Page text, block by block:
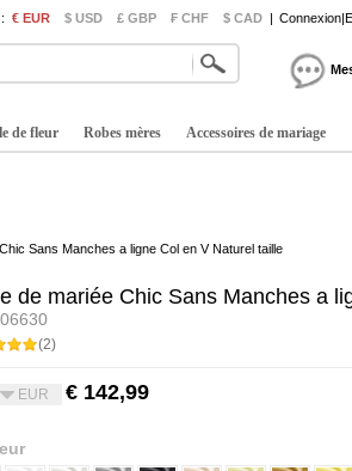
€ EUR $ USD £ GBP ₣ CHF $ CAD |
de fleur Robes mères Accessoires de mariage
Sans Manches a ligne Col en V Naturel taille
de mariée Chic Sans Manches a
(2)
EUR € 142,99